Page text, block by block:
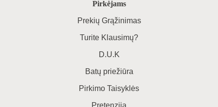
Pirkėjams
Prekių Grąžinimas
Turite Klausimų?
D.U.K
Batų priežiūra
Pirkimo Taisyklės
Pretenzija